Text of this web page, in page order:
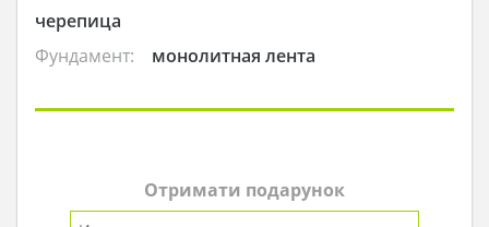
черепица
Фундамент:
монолитная лента
Отримати подарунок